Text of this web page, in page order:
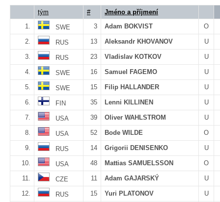
tým #
Jméno a příjmení
1.
SWE 3 Adam BOKVIST O
2. RUS 13 Aleksandr KHOVANOV U
3. RUS 23 Vladislav KOTKOV U
4. SWE 16 Samuel FAGEMO U
5. SWE 15 Filip HALLANDER U
6. FIN 35 Lenni KILLINEN U
7. USA 39 Oliver WAHLSTROM U
8. USA 52 Bode WILDE O
9. RUS 14 Grigorii DENISENKO U
10. USA 48 Mattias SAMUELSSON O
11. CZE 11 Adam GAJARSKÝ U
12. RUS 15 Yuri PLATONOV U